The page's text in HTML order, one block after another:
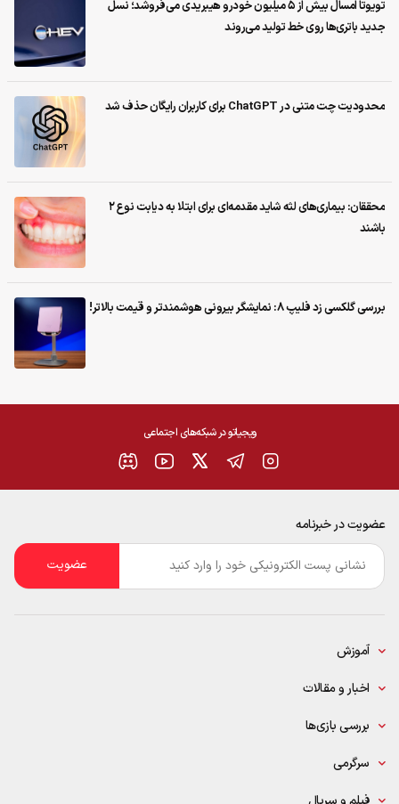
تویوتا امسال بیش از ۵ میلیون خودرو هیبریدی می‌فروشد؛ نسل
جدید باتری‌ها روی خط تولید می‌روند
محدودیت چت متنی در ChatGPT برای کاربران رایگان حذف شد
محققان: بیماری‌های لثه شاید مقدمه‌ای برای ابتلا به دیابت نوع ۲
باشند
بررسی گلکسی زد فلیپ ۸: نمایشگر بیرونی هوشمندتر و قیمت بالاتر!
ویجیاتو در شبکه‌های اجتماعی
عضویت در خبرنامه
ایمیل
آموزش
اخبار و مقالات
بررسی بازی‌ها
سرگرمی